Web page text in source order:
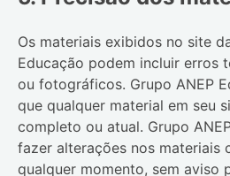
Os materiais exibidos no site
Educação podem incluir erros
ou fotográficos. Grupo ANEP
que qualquer material em seu
completo ou atual. Grupo
fazer alterações nos materiais
qualquer momento, sem aviso